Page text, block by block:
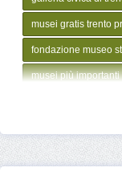
musei gratis trento
fondazione museo
musei più